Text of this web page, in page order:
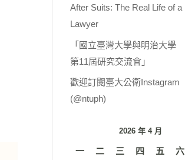
After Suits: The Real Life of a
Lawyer
「國立臺灣大學與明治大學
第11屆研究交流會」
歡迎訂閱臺大公衛Instagram
(@ntuph)
2026 年 4 月
一 二 三 四 五 六